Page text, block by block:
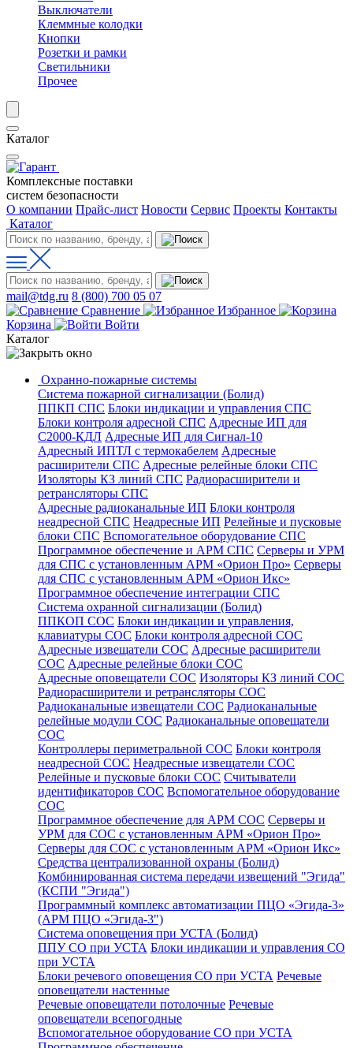
Выключатели
Клеммные колодки
Кнопки
Розетки и рамки
Светильники
Прочее
Каталог
Комплексные поставки
систем безопасности
О компании Прайс-лист Новости Сервис Проекты Контакты
Каталог
mail@tdg.ru 8 (800) 700 05 07
Сравнение
Избранное
Корзина
Войти
Каталог
Охранно-пожарные системы
Система пожарной сигнализации (Болид)
ППКП СПС Блоки индикации и управления СПС
Блоки контроля адресной СПС Адресные ИП для
С2000-КДЛ Адресные ИП для Сигнал-10
Адресный ИПТЛ с термокабелем Адресные
расширители СПС Адресные релейные блоки СПС
Изоляторы КЗ линий СПС Радиорасширители и
ретрансляторы СПС
Адресные радиоканальные ИП Блоки контроля
неадресной СПС Неадресные ИП Релейные и пусковые
блоки СПС Вспомогательное оборудование СПС
Программное обеспечение и АРМ СПС Серверы и УРМ
для СПС с установленным АРМ «Орион Про» Серверы
для СПС с установленным АРМ «Орион Икс»
Программное обеспечение интеграции СПС
Система охранной сигнализации (Болид)
ППКОП СОС Блоки индикации и управления,
клавиатуры СОС Блоки контроля адресной СОС
Адресные извещатели СОС Адресные расширители
СОС Адресные релейные блоки СОС
Адресные оповещатели СОС Изоляторы КЗ линий СОС
Радиорасширители и ретрансляторы СОС
Радиоканальные извещатели СОС Радиоканальные
релейные модули СОС Радиоканальные оповещатели
СОС
Контроллеры периметральной СОС Блоки контроля
неадресной СОС Неадресные извещатели СОС
Релейные и пусковые блоки СОС Считыватели
идентификаторов СОС Вспомогательное оборудование
СОС
Программное обеспечение для АРМ СОС Серверы и
УРМ для СОС с установленным АРМ «Орион Про»
Серверы для СОС с установленным АРМ «Орион Икс»
Средства централизованной охраны (Болид)
Комбинированная система передачи извещений "Эгида"
(КСПИ "Эгида")
Программный комплекс автоматизации ПЦО «Эгида-3»
(АРМ ПЦО «Эгида-3")
Система оповещения при УСТА (Болид)
ППУ СО при УСТА Блоки индикации и управления СО
при УСТА
Блоки речевого оповещения СО при УСТА Речевые
оповещатели настенные
Речевые оповещатели потолочные Речевые
оповещатели всепогодные
Вспомогательное оборудование СО при УСТА